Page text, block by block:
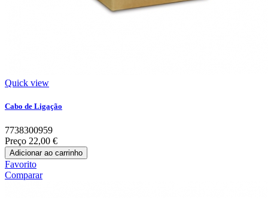
Quick view
Cabo de Ligação
7738300959
Preço 22,00 €
Adicionar ao carrinho
Favorito
Comparar